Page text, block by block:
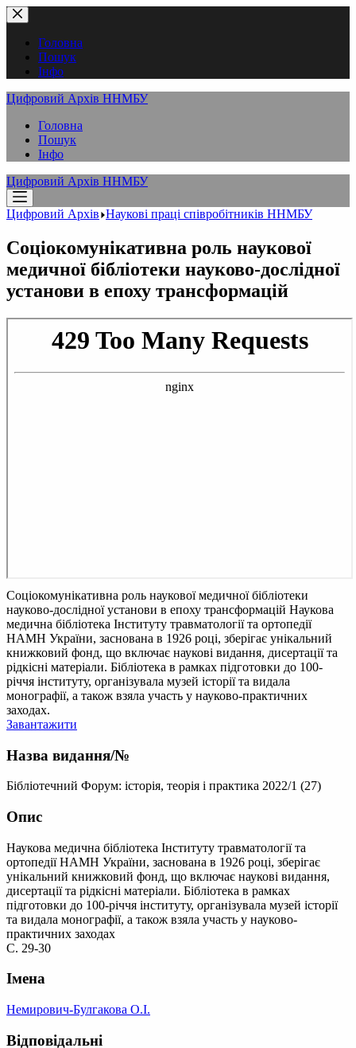
Перейти
до
вмістуГоловна
Пошук
Інфо
Цифровий Архів ННМБУ
Головна
Пошук
Інфо
Цифровий Архів ННМБУ
Цифровий Архів Наукові праці співробітників ННМБУ
Соціокомунікативна роль наукової
медичної бібліотеки науково-дослідної
установи в епоху трансформацій
Соціокомунікативна роль наукової медичної бібліотеки
науково-дослідної установи в епоху трансформацій Наукова
медична бібліотека Інституту травматології та ортопедії
НАМН України, заснована в 1926 році, зберігає унікальний
книжковий фонд, що включає наукові видання, дисертації та
рідкісні матеріали. Бібліотека в рамках підготовки до 100-
річчя інституту, організувала музей історії та видала
монографії, а також взяла участь у науково-практичних
заходах.
Завантажити
Назва видання/№
Бібліотечний Форум: історія, теорія і практика 2022/1 (27)
Опис
Наукова медична бібліотека Інституту травматології та
ортопедії НАМН України, заснована в 1926 році, зберігає
унікальний книжковий фонд, що включає наукові видання,
дисертації та рідкісні матеріали. Бібліотека в рамках
підготовки до 100-річчя інституту, організувала музей історії
та видала монографії, а також взяла участь у науково-
практичних заходах
С. 29-30
Імена
Немирович-Булгакова О.І.
Відповідальні